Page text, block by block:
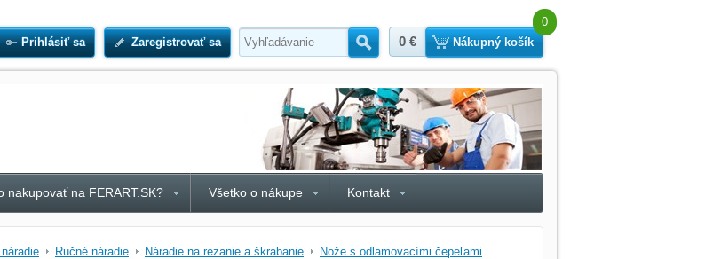
Prihlásiť sa Zaregistrovať sa Hľadať
0 €
0
Nákupný košík
nakupovať na FERART.SK? Všetko o nákupe Kontakt
Ručné náradie Náradie na rezanie a škrabanie Nože s odlamovacími čepeľami